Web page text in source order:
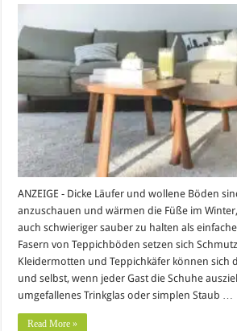
ANZEIGE - Dicke Läufer und wollene Böden
anzuschauen und wärmen die Füße im
auch schwieriger sauber zu halten als
Fasern von Teppichböden setzen sich
Kleidermotten und Teppichkäfer können sich
und selbst, wenn jeder Gast die Schuhe
umgefallenes Trinkglas oder simplen Staub …
Read More »